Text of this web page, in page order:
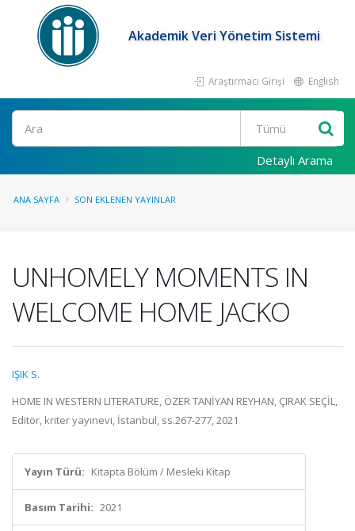
Akademik Veri Yönetim Sistemi
Araştırmacı Girişi English
Ara
Detaylı Arama
ANA SAYFA SON EKLENEN YAYINLAR
UNHOMELY MOMENTS IN
WELCOME HOME JACKO
IŞIK S.
HOME IN WESTERN LITERATURE, ÖZER TANİYAN REYHAN, ÇIRAK SEÇİL,
Editör, kriter yayınevi, İstanbul, ss.267-277, 2021
Yayın Türü: Kitapta Bölüm / Mesleki Kitap
Basım Tarihi: 2021